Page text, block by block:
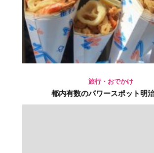
旅行・おでかけ
都内有数のパワースポット明